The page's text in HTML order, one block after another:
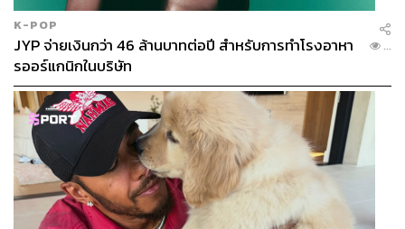
K-POP
JYP จ่ายเงินกว่า 46 ล้านบาทต่อปี สำหรับการทำโรงอาหา
รออร์แกนิกในบริษัท
...